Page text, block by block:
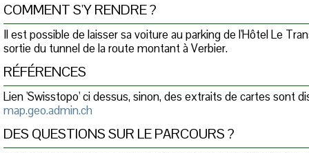
COMMENT S'Y RENDRE ?
Il est possible de laisser sa voiture au parking de l'Hôtel Le
sortie du tunnel de la route montant à Verbier.
RÉFÉRENCES
Lien 'Swisstopo' ci dessus, sinon, des extraits de cartes sont
map.geo.admin.ch
DES QUESTIONS SUR LE PARCOURS ?